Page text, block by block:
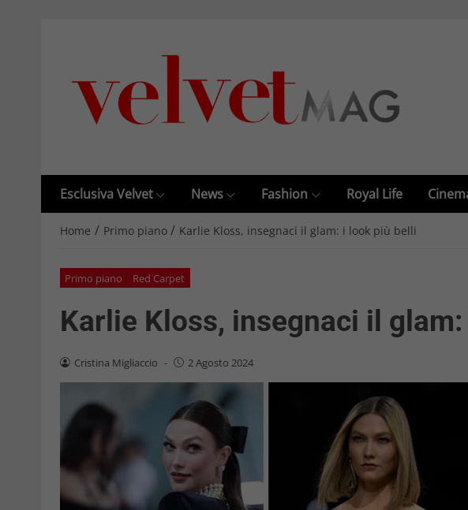
Esclusiva Velvet News Fashion Royal Life
Home / Primo piano / Karlie Kloss, insegnaci il glam: i look più belli
Primo piano Red Carpet
Karlie Kloss, insegnaci il
Cristina Migliaccio - 2 Agosto 2024